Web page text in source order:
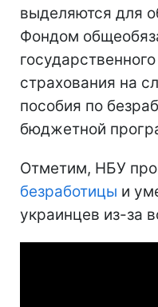
выделяются для
Фондом
страхования на
пособия по
бюджетной
Отметим, НБУ
безработицы и
украинцев из-за